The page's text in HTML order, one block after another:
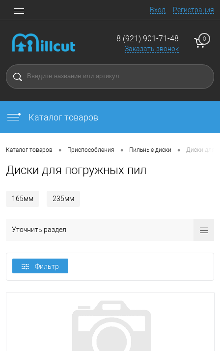
Вход Регистрация
8 (921) 901-71-48
Заказать звонок
0
Каталог товаров
Каталог товаров • Приспособления • Пильные диски • Диски для
Диски для погружных пил
165мм 235мм
Уточнить раздел
Фильтр